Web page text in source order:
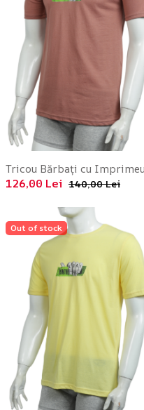
126,00 Lei 140,00 Lei
Out of stock